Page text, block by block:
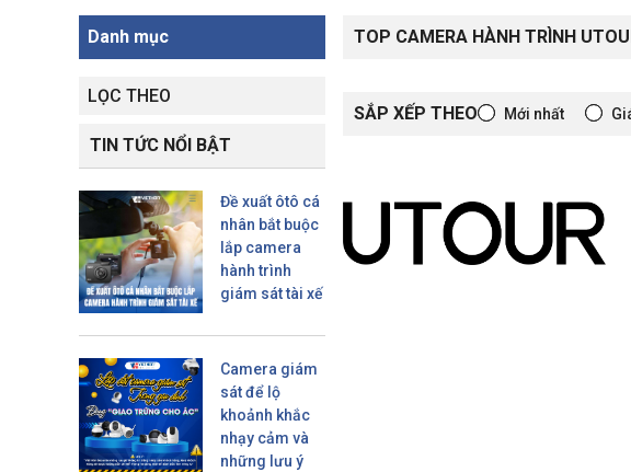
Danh mục
LỌC THEO
TIN TỨC NỔI BẬT
Đề xuất ôtô cá
nhân bắt buộc
lắp camera
hành trình
giám sát tài xế
Camera giám
sát để lộ
khoảnh khắc
nhạy cảm và
những lưu ý
TOP CAMERA HÀNH TRÌNH
SẮP XẾP THEO Mới nhất